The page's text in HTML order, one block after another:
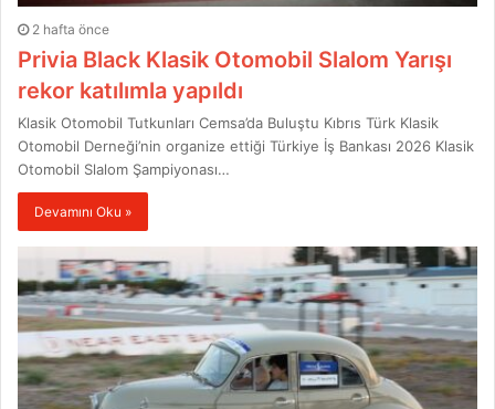
2 hafta önce
Privia Black Klasik Otomobil Slalom Yarışı
rekor katılımla yapıldı
Klasik Otomobil Tutkunları Cemsa’da Buluştu Kıbrıs Türk Klasik
Otomobil Derneği’nin organize ettiği Türkiye İş Bankası 2026 Klasik
Otomobil Slalom Şampiyonası…
Devamını Oku »